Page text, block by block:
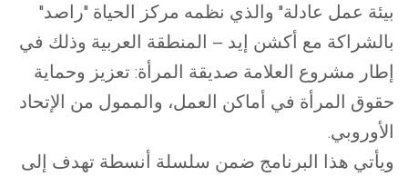
بيئة عمل عادلة" والذي نظمه مركز الحياة "راصد"
بالشراكة مع أكشن إيد – المنطقة العربية وذلك في
إطار مشروع العلامة صديقة المرأة: تعزيز وحماية
حقوق المرأة في أماكن العمل، والممول من الإتحاد
الأوروبي.
ويأتي هذا البرنامج ضمن سلسلة أنسطة تهدف إلى